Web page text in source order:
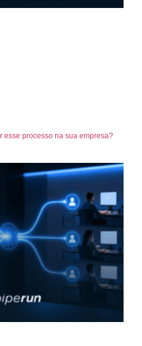
esse processo na sua empresa?